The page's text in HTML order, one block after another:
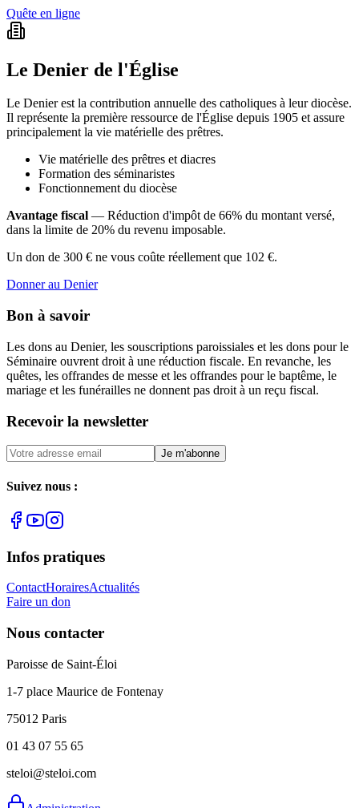
Quête en ligne
Le Denier de l'Église
Le Denier est la contribution annuelle des catholiques à leur diocèse.
Il représente la première ressource de l'Église depuis 1905 et assure
principalement la vie matérielle des prêtres.
Vie matérielle des prêtres et diacres
Formation des séminaristes
Fonctionnement du diocèse
Avantage fiscal — Réduction d'impôt de 66% du montant versé,
dans la limite de 20% du revenu imposable.
Un don de 300 € ne vous coûte réellement que 102 €.
Donner au Denier
Bon à savoir
Les dons au Denier, les souscriptions paroissiales et les dons pour le
Séminaire ouvrent droit à une réduction fiscale. En revanche, les
quêtes, les offrandes de messe et les offrandes pour le baptême, le
mariage et les funérailles ne donnent pas droit à un reçu fiscal.
Recevoir la newsletter
Je m'abonne
Suivez nous :
Infos pratiques
ContactHorairesActualités
Faire un don
Nous contacter
Paroisse de Saint-Éloi
1-7 place Maurice de Fontenay
75012 Paris
01 43 07 55 65
steloi@steloi.com